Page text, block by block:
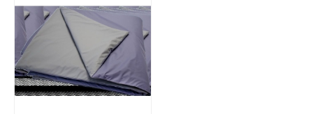
Sprzęt szkoleniowy
Drobny sprzęt medyczny